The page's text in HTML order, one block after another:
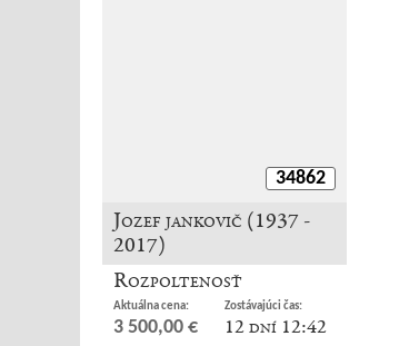
34862
Jozef jankovič (1937 -
2017)
Rozpoltenosť
Aktuálna cena:
3 500,00 €
Zostávajúci čas:
12 dní 12:42